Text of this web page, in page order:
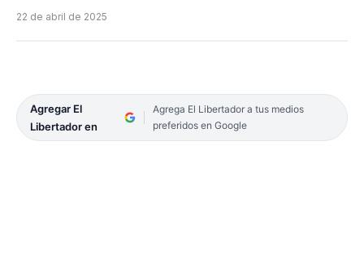
22 de abril de 2025
Agregar El
Libertador en
Agrega El Libertador a tus medios
preferidos en Google